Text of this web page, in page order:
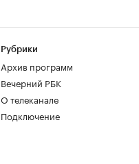
Рубрики
Архив программ
Вечерний РБК
О телеканале
Подключение